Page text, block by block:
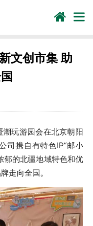
文创市集 助
玩游园会在北京朝阳
司携自有特色IP“邮小
郁的北疆地域特色和优
走向全国。